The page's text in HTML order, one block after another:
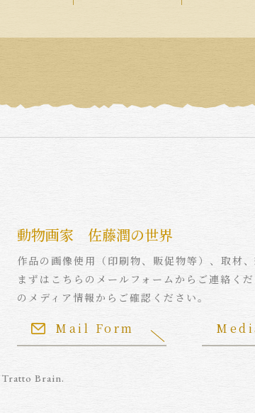
動物画家 佐藤潤の世界
作品の画像使用（印刷物、販促物等）、取材
まずはこちらのメールフォームからご連絡く
のメディア情報からご確認ください。
Mail Form
Tratto Brain.